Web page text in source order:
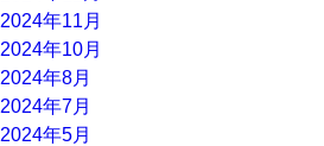
2024年11月
2024年10月
2024年8月
2024年7月
2024年5月